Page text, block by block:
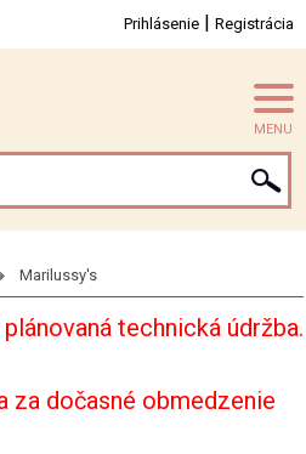
Prihlásenie | Registrácia
MENU
Marilussy's
technická údržba.
za dočasné obmedzenie